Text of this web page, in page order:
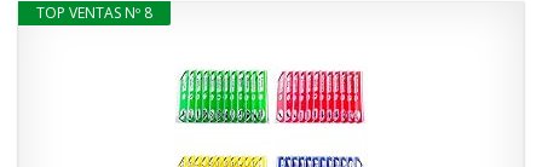
TOP VENTAS Nº 8